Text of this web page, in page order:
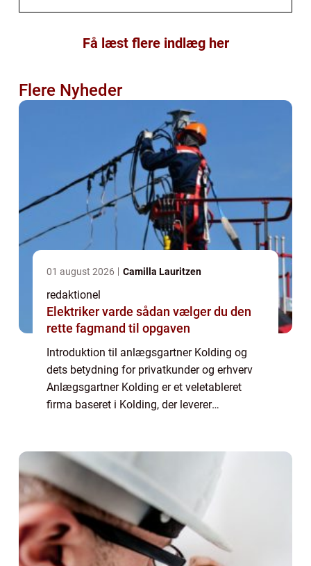
Få læst flere indlæg her
Flere Nyheder
01 august 2026 Camilla Lauritzen
redaktionel
Elektriker varde sådan vælger du den
rette fagmand til opgaven
Introduktion til anlægsgartner Kolding og
dets betydning for privatkunder og erhverv
Anlægsgartner Kolding er et veletableret
firma baseret i Kolding, der leverer
erhverv. Med...